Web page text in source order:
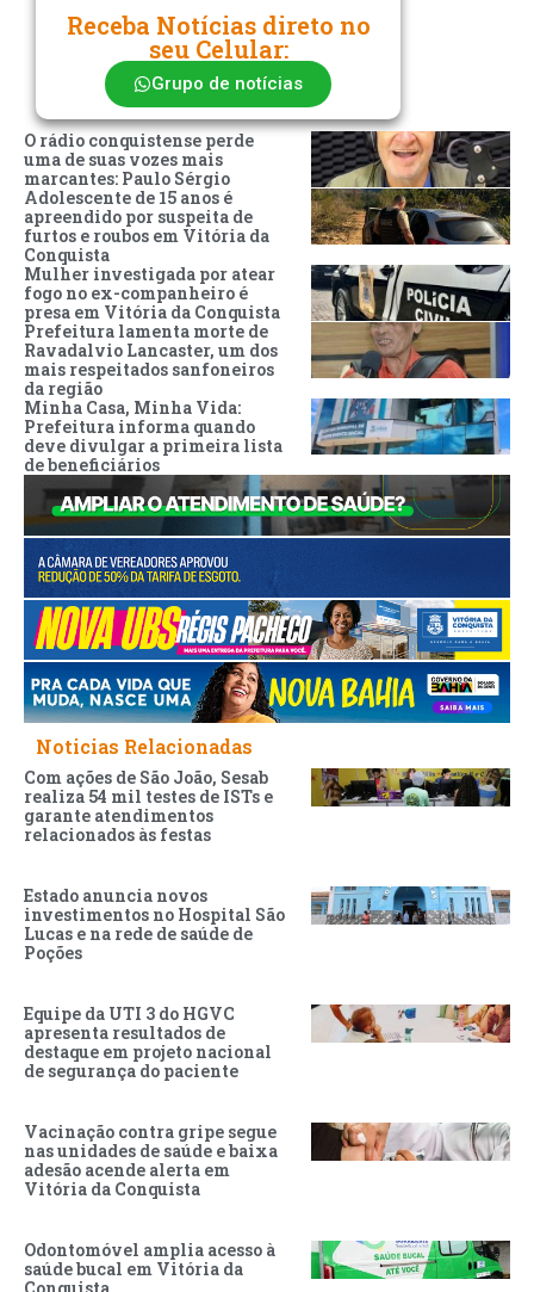
Receba Notícias direto no
seu Celular:
Grupo de notícias
O rádio conquistense perde
uma de suas vozes mais
marcantes: Paulo Sérgio
Adolescente de 15 anos é
apreendido por suspeita de
furtos e roubos em Vitória da
Conquista
Mulher investigada por atear
fogo no ex-companheiro é
presa em Vitória da Conquista
Prefeitura lamenta morte de
Ravadalvio Lancaster, um dos
mais respeitados sanfoneiros
da região
Minha Casa, Minha Vida:
Prefeitura informa quando
deve divulgar a primeira lista
de beneficiários
Noticias Relacionadas
Com ações de São João, Sesab
realiza 54 mil testes de ISTs e
garante atendimentos
relacionados às festas
Estado anuncia novos
investimentos no Hospital São
Lucas e na rede de saúde de
Poções
Equipe da UTI 3 do HGVC
apresenta resultados de
destaque em projeto nacional
de segurança do paciente
Vacinação contra gripe segue
nas unidades de saúde e baixa
adesão acende alerta em
Vitória da Conquista
Odontomóvel amplia acesso à
saúde bucal em Vitória da